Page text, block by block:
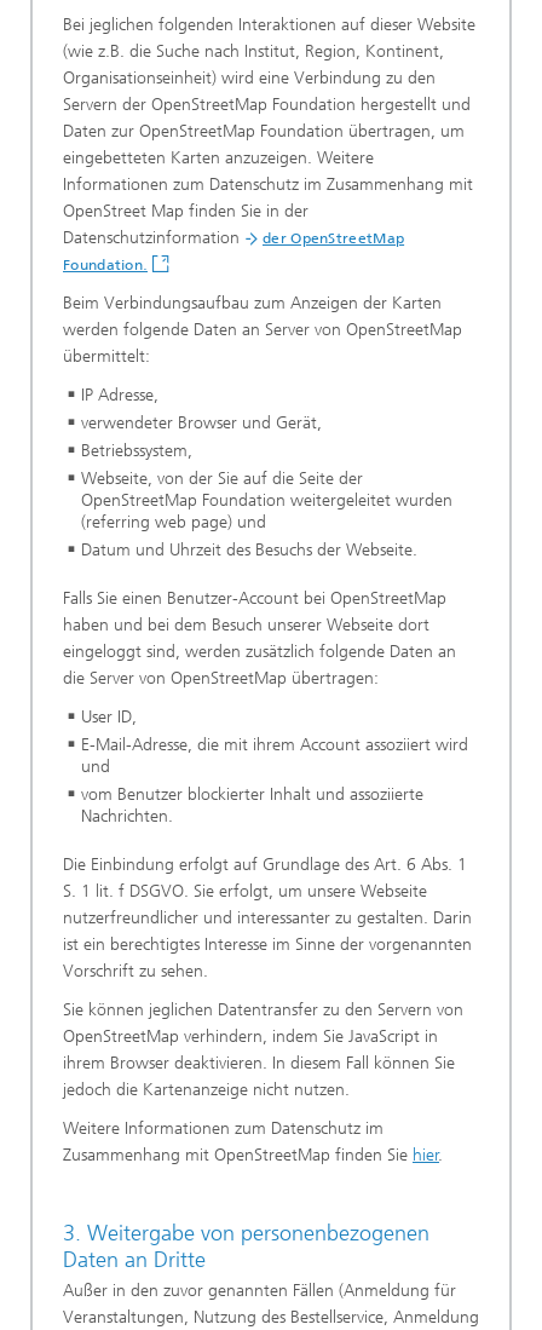
Bei jeglichen folgenden Interaktionen auf dieser Website
(wie z.B. die Suche nach Institut, Region, Kontinent,
Organisationseinheit) wird eine Verbindung zu den
Servern der OpenStreetMap Foundation hergestellt und
Daten zur OpenStreetMap Foundation übertragen, um
eingebetteten Karten anzuzeigen. Weitere
Informationen zum Datenschutz im Zusammenhang mit
OpenStreet Map finden Sie in der
Datenschutzinformation
der OpenStreetMap
Foundation.
Beim Verbindungsaufbau zum Anzeigen der Karten
werden folgende Daten an Server von OpenStreetMap
übermittelt:
IP Adresse,
verwendeter Browser und Gerät,
Betriebssystem,
Webseite, von der Sie auf die Seite der
OpenStreetMap Foundation weitergeleitet wurden
(referring web page) und
Datum und Uhrzeit des Besuchs der Webseite.
Falls Sie einen Benutzer-Account bei OpenStreetMap
haben und bei dem Besuch unserer Webseite dort
eingeloggt sind, werden zusätzlich folgende Daten an
die Server von OpenStreetMap übertragen:
User ID,
E-Mail-Adresse, die mit ihrem Account assoziiert wird
und
vom Benutzer blockierter Inhalt und assoziierte
Nachrichten.
Die Einbindung erfolgt auf Grundlage des Art. 6 Abs. 1
S. 1 lit. f DSGVO. Sie erfolgt, um unsere Webseite
nutzerfreundlicher und interessanter zu gestalten. Darin
ist ein berechtigtes Interesse im Sinne der vorgenannten
Vorschrift zu sehen.
Sie können jeglichen Datentransfer zu den Servern von
OpenStreetMap verhindern, indem Sie JavaScript in
ihrem Browser deaktivieren. In diesem Fall können Sie
jedoch die Kartenanzeige nicht nutzen.
Weitere Informationen zum Datenschutz im
Zusammenhang mit OpenStreetMap finden Sie hier.
3. Weitergabe von personenbezogenen
Daten an Dritte
Außer in den zuvor genannten Fällen (Anmeldung für
Veranstaltungen, Nutzung des Bestellservice, Anmeldung